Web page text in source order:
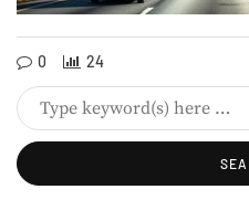
0 24